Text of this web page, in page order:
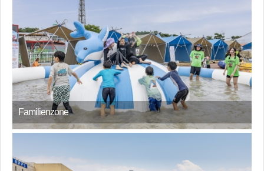
Familienzone